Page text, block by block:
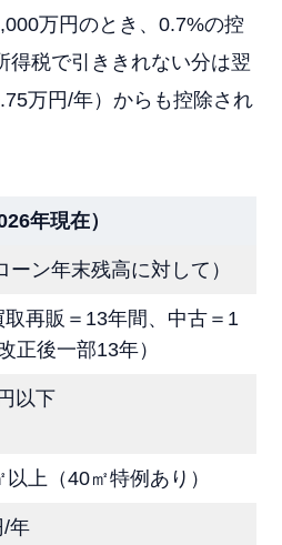
万円のとき、0.7%の控
得税で引ききれない分は翌
万円/年）からも控除され
年現在）
ーン年末残高に対して）
取再販＝13年間、中古＝1
正後一部13年）
以下
以上（40㎡特例あり）
/年